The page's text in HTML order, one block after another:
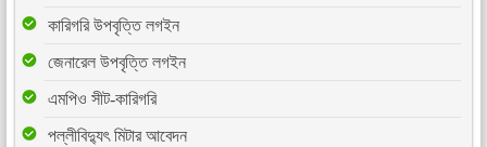
কারিগরি উপবৃত্তি লগইন
জেনারেল উপবৃত্তি লগইন
এমপিও সীট-কারিগরি
পল্লীবিদ্যুৎ মিটার আবেদন